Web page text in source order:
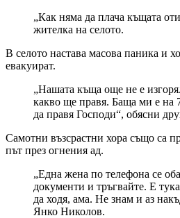
„Как няма да плача къщата
жителка на селото.
В селото настава масова паника и
евакуират.
„Нашата къща още не е
какво ще правя. Баща ми е на
да правя Господи“, обясни
Самотни възсрастни хора също са
път през огнения ад.
„Една жена по телефона се
документи и тръгвайте. Е
да ходя, ама. Не знам и аз
Янко Николов.